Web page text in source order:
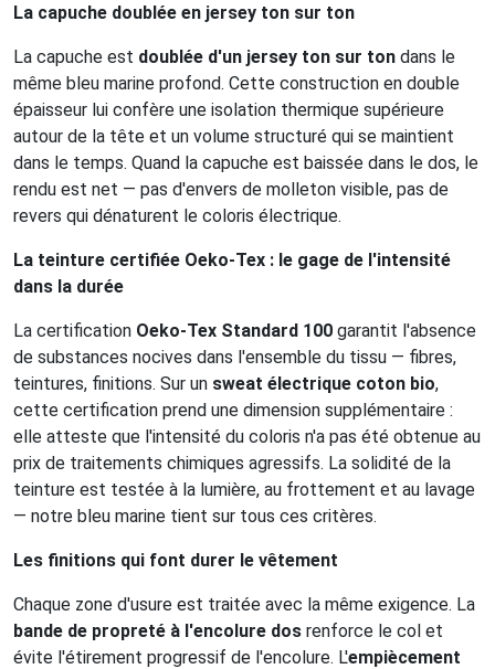
La capuche doublée en jersey ton sur ton
La capuche est doublée d'un jersey ton sur ton dans le
même bleu marine profond. Cette construction en double
épaisseur lui confère une isolation thermique supérieure
autour de la tête et un volume structuré qui se maintient
dans le temps. Quand la capuche est baissée dans le dos, le
rendu est net — pas d'envers de molleton visible, pas de
revers qui dénaturent le coloris électrique.
La teinture certifiée Oeko-Tex : le gage de l'intensité
dans la durée
La certification Oeko-Tex Standard 100 garantit l'absence
de substances nocives dans l'ensemble du tissu — fibres,
teintures, finitions. Sur un sweat électrique coton bio,
cette certification prend une dimension supplémentaire :
elle atteste que l'intensité du coloris n'a pas été obtenue au
prix de traitements chimiques agressifs. La solidité de la
teinture est testée à la lumière, au frottement et au lavage
— notre bleu marine tient sur tous ces critères.
Les finitions qui font durer le vêtement
Chaque zone d'usure est traitée avec la même exigence. La
bande de propreté à l'encolure dos renforce le col et
évite l'étirement progressif de l'encolure. L'empiècement